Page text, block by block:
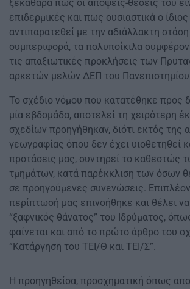
ξεκάθαρα πως οι απόψεις-θέσεις του
επιδερμικές και πως ουσιαστικά ο
αντιπαρατεθεί με την αδιάλλακτη στάση
συμπεριφορά, τα πολυποίκιλα
τις απαξιωτικές προκλήσεις των
αρκετών μελών ΔΕΠ του
Το σχέδιο νόμου που κατατέθηκε προς
μία εβδομάδα, αποτελεί τη χειρότερη
σχεδίων προηγήθηκαν, διότι εκτός της
γεωγραφίας όπου δεν έχει υιοθετηθεί
προτάσεις μας, συντηρεί το καθεστώς
τμημάτων, κατά παρέκκλιση των όσων
σε προηγούμενες συνενώσεις.
περίπτωσή μας επινοήθηκε και θέλει
“ξαφνικός θάνατος” του Ιδρύματος,
φαίνεται και από το πρώτο άρθρο του
“Κατάργηση του ΤΕΙ/Θ και ΤΕΙ/Σ”.
Η προηγηθείσα, προσχηματική όπως